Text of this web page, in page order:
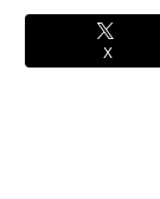
X